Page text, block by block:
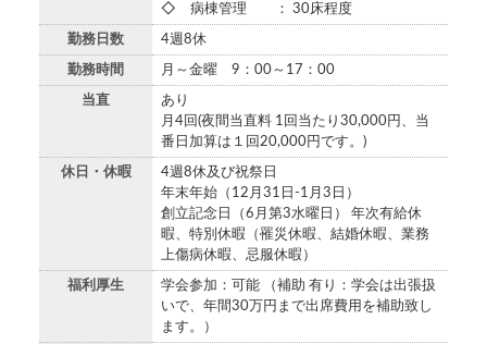
◇ 病棟管理 ： 30床程度
勤務日数 4週8休
勤務時間 月～金曜 9：00～17：00
当直
あり
月4回(夜間当直料 1回当たり30,000円、当
番日加算は１回20,000円です。)
休日・休暇
4週8休及び祝祭日
年末年始（12月31日-1月3日）
創立記念日（6月第3水曜日） 年次有給休
暇、特別休暇（罹災休暇、結婚休暇、業務
上傷病休暇、忌服休暇）
福利厚生
学会参加：可能 （補助 有り：学会は出張扱
いで、年間30万円まで出席費用を補助致し
ます。）